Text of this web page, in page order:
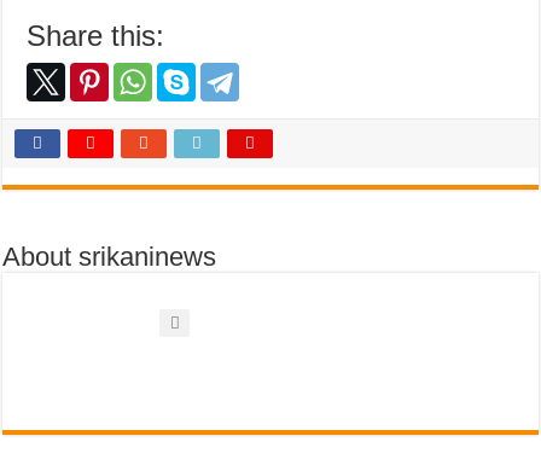
Share this:
About srikaninews